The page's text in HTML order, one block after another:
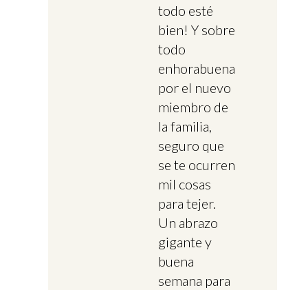
todo esté
bien! Y sobre
todo
enhorabuena
por el nuevo
miembro de
la familia,
seguro que
se te ocurren
mil cosas
para tejer.
Un abrazo
gigante y
buena
semana para